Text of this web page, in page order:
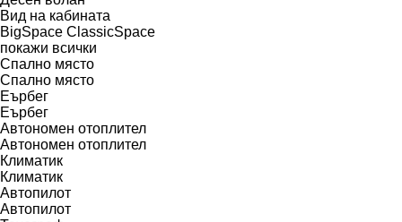
Вид на кабината
BigSpace ClassicSpace
покажи всички
Спално място
Спално място
Еърбег
Еърбег
Автономен отоплител
Автономен отоплител
Климатик
Климатик
Автопилот
Автопилот